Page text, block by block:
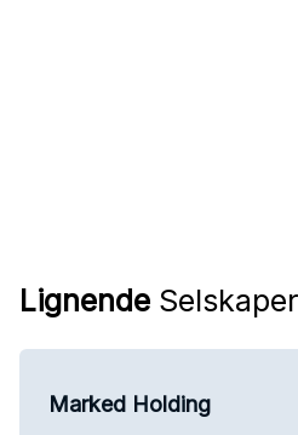
Lignende Selskaper
Marked Holding